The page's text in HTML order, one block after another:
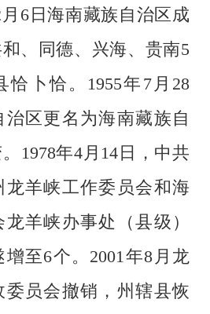
6日海南藏族自治区成
、同德、兴海、贵南5
恰卜恰。1955年7月28
治区更名为海南藏族自
1978年4月14日，中共
羊峡工作委员会和海
羊峡办事处（县级）
至6个。2001年8月龙
员会撤销，州辖县恢